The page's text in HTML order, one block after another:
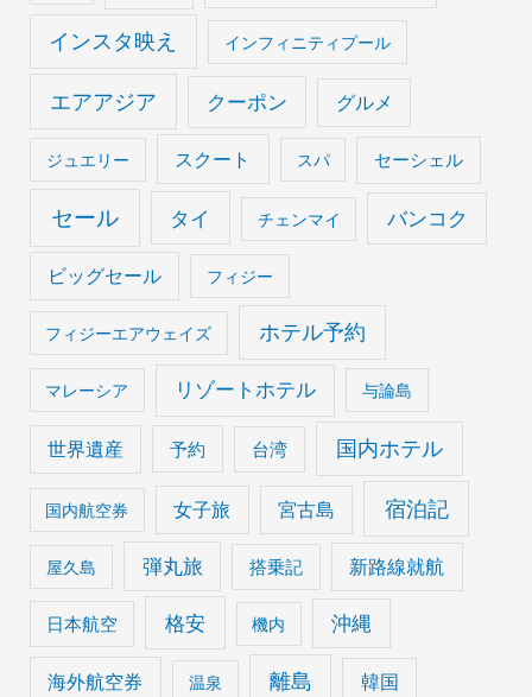
インスタ映え インフィニティプール
エアアジア クーポン グルメ
ジュエリー スクート スパ セーシェル
セール タイ チェンマイ バンコク
ビッグセール フィジー
フィジーエアウェイズ ホテル予約
マレーシア リゾートホテル 与論島
世界遺産 予約 台湾 国内ホテル
国内航空券 女子旅 宮古島 宿泊記
屋久島 弾丸旅 搭乗記 新路線就航
日本航空 格安 機内 沖縄
海外航空券 温泉 離島 韓国